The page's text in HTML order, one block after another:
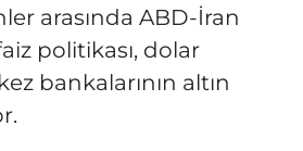
arasında ABD-İran
politikası, dolar
bankalarının altın